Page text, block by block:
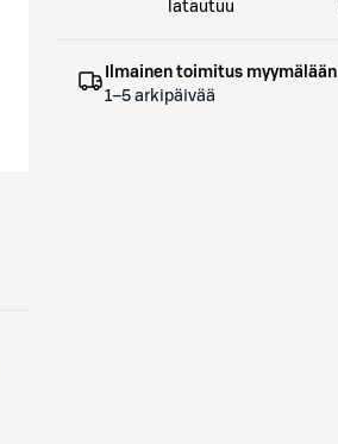
latautuu
Ilmainen toimitus myymälään
1–5 arkipäivää